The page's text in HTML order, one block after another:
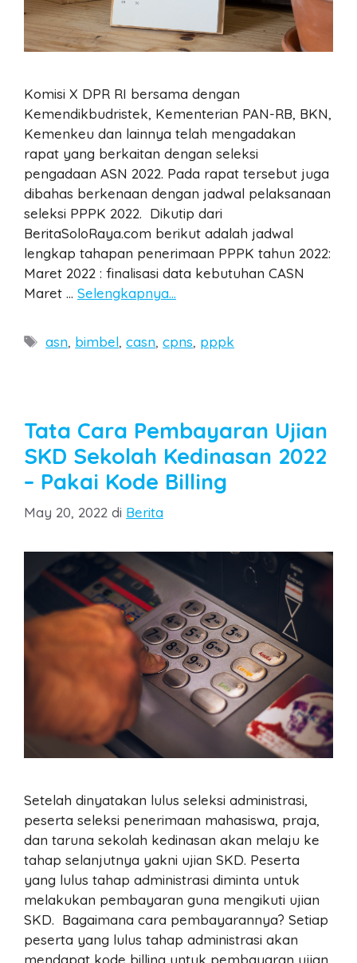
Komisi X DPR RI bersama dengan
Kemendikbudristek, Kementerian PAN-RB, BKN,
Kemenkeu dan lainnya telah mengadakan
rapat yang berkaitan dengan seleksi
pengadaan ASN 2022. Pada rapat tersebut juga
dibahas berkenaan dengan jadwal pelaksanaan
seleksi PPPK 2022. Dikutip dari
BeritaSoloRaya.com berikut adalah jadwal
lengkap tahapan penerimaan PPPK tahun 2022:
Maret 2022 : finalisasi data kebutuhan CASN
Maret … Selengkapnya…
Tags
asn, bimbel,casn,cpns, pppk
Tata Cara Pembayaran Ujian
SKD Sekolah Kedinasan 2022
– Pakai Kode Billing
May 20, 2022 di Categories
Berita
Setelah dinyatakan lulus seleksi administrasi,
peserta seleksi penerimaan mahasiswa, praja,
dan taruna sekolah kedinasan akan melaju ke
tahap selanjutnya yakni ujian SKD. Peserta
yang lulus tahap administrasi diminta untuk
melakukan pembayaran guna mengikuti ujian
SKD. Bagaimana cara pembayarannya? Setiap
peserta yang lulus tahap administrasi akan
mendapat kode billing untuk pembayaran ujian